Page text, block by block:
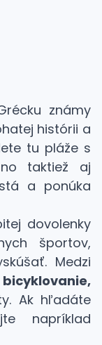
známy
histórii a
tu pláže s
taktiež aj
a ponúka
dovolenky
športov,
Medzi
Ak hľadáte
napríklad